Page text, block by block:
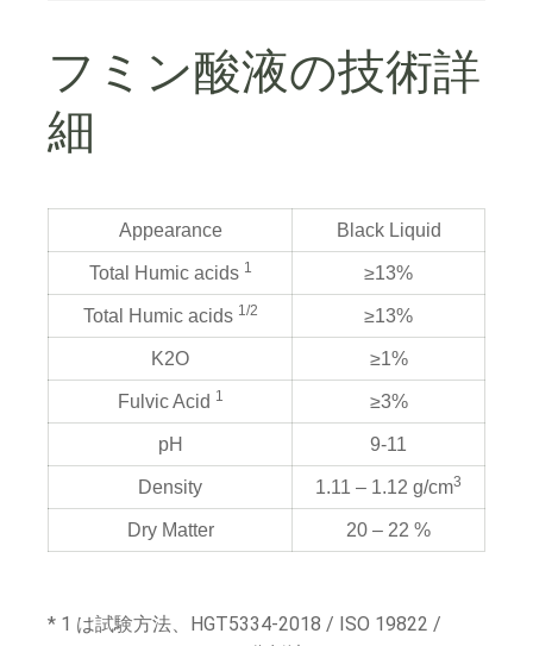
フミン酸液の技術詳
細
Appearance Black Liquid
Total Humic acids 1 ≥13%
Total Humic acids 1/2 ≥13%
K2O ≥1%
Fulvic Acid 1 ≥3%
pH 9-11
Density 1.11 – 1.12 g/cm3
Dry Matter 20 – 22 %
* 1 は試験方法、HGT5334-2018 / ISO 19822 /